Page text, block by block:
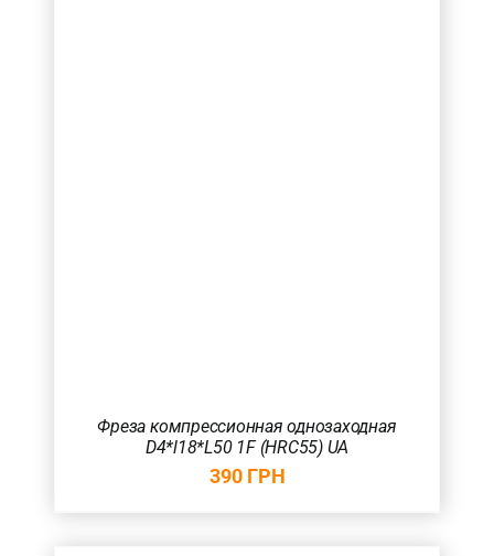
Фреза компрессионная однозаходная
D4*l18*L50 1F (HRC55) UA
390 ГРН